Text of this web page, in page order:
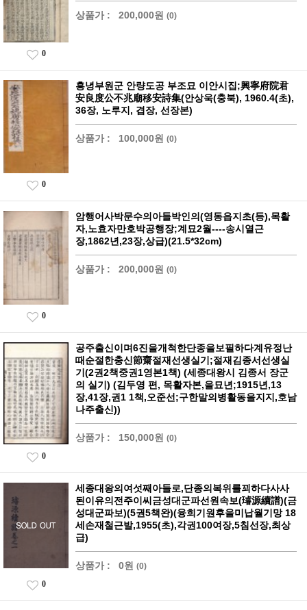
상품가 : 200,000원 (0)
0
흥녕부원군 안량도공 부조묘 이안시집;興寧府院君
安良度公不兆廟移安詩集(안상욱(충북), 1960.4(초),
36장, 노루지, 겹장, 선장본)
상품가 : 100,000원 (0)
0
암행어사박문수의아들박인의(영동읍지초(등),목활
자,노효자만호박공행장;계묘2월----송시열근
장,1862년,23장,상급)(21.5*32cm)
상품가 : 200,000원 (0)
0
공주출신이며6진을개척한단종을보필하다계유정난
때순절한충신節齋절재선생실기;절재김종서선생실
기(2권2책중권1영본1책) (세종대왕시 김종서 장군
의 실기) (김두영 편, 목활자본,을묘년;1915년,13
장,41장,권1 1책,오준선;구한말의병활동을지지,호남
나주출신))
상품가 : 150,000원 (0)
0
세종대왕의여섯째아들로,단종의복위를꾀하다사사
된이유의전주이씨금성대군파선원속보(璿源續譜)(금
성대군파보)(5권5책완)(융희기원후을미납월기망 18
세손재철근발,1955(초),각권100여장,5침선장,최상
급)
상품가 : 0원 (0)
0